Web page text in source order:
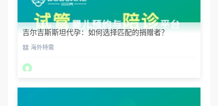
吉尔吉斯斯坦代孕：如何选择匹配的捐赠者？
海外特需